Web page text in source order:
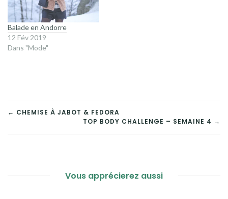
Balade en Andorre
12 Fév 2019
Dans "Mode"
NAVIGATION
DE
← CHEMISE À JABOT & FEDORA
TOP BODY CHALLENGE – SEMAINE 4 →
Vous apprécierez aussi